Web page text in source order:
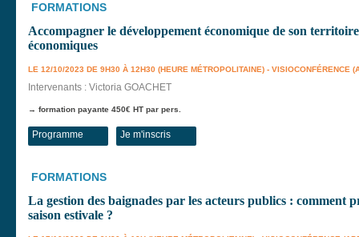
FORMATIONS
Accompagner le développement économique de son
économiques
LE 12/10/2023 DE 9H30 À 12H30 (HEURE MÉTROPOLITAINE) - VISIOCONFÉRENCE
Intervenants : Victoria GOACHET
→ formation payante 450€ HT par pers.
Programme Je m'inscris
FORMATIONS
La gestion des baignades par les acteurs publics : comment
saison estivale ?